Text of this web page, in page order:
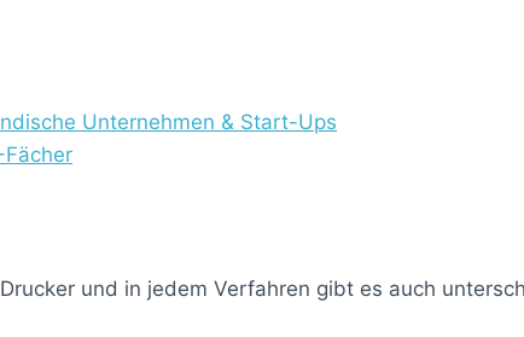
Unternehmen & Start-Ups
Fächer
und in jedem Verfahren gibt es auch